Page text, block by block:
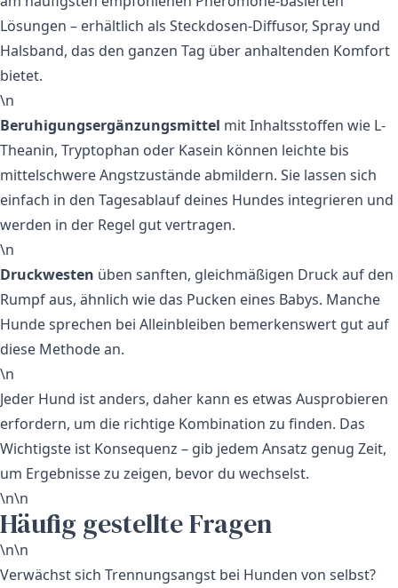
Lösungen – erhältlich als Steckdosen-Diffusor, Spray und
Halsband, das den ganzen Tag über anhaltenden Komfort
bietet.
\n
Beruhigungsergänzungsmittel mit Inhaltsstoffen wie L-
Theanin, Tryptophan oder Kasein können leichte bis
mittelschwere Angstzustände abmildern. Sie lassen sich
einfach in den Tagesablauf deines Hundes integrieren und
werden in der Regel gut vertragen.
\n
Druckwesten üben sanften, gleichmäßigen Druck auf den
Rumpf aus, ähnlich wie das Pucken eines Babys. Manche
Hunde sprechen bei Alleinbleiben bemerkenswert gut auf
diese Methode an.
\n
Jeder Hund ist anders, daher kann es etwas Ausprobieren
erfordern, um die richtige Kombination zu finden. Das
Wichtigste ist Konsequenz – gib jedem Ansatz genug Zeit,
um Ergebnisse zu zeigen, bevor du wechselst.
\n\n
Häufig gestellte Fragen
\n\n
Verwächst sich Trennungsangst bei Hunden von selbst?